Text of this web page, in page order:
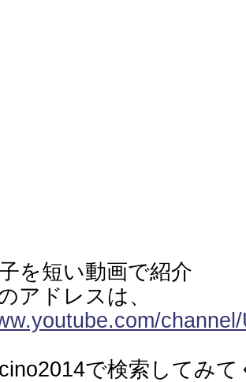
を短い動画で紹介
アドレスは、
で検索してみ